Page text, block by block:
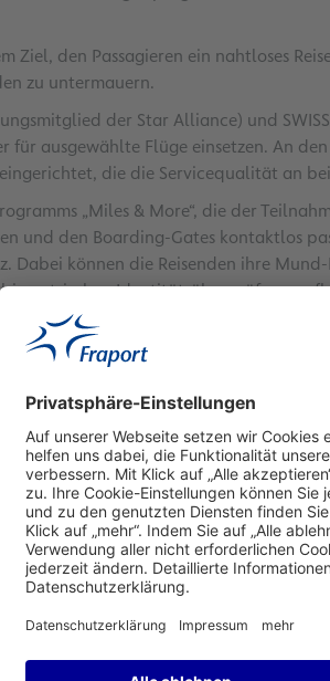
den Passagieren ein nahtloses
zu untermauern.
der Star Alliance) und
ausgewählte Flüge einsetzen. An
die die Servicequalität an
„Miles & More“, die der
und den Boarding-Gates kontaktlos
Dabei können die Reisenden ihre
Identitätsüberprüfung
beeinträchtigt.
zur Identifizierung basiert auf der
steht Miles & More-Teilnehmern, die
zugestimmt haben, kostenlos zur
Star Alliance Biometrics anmelden.
App folgen und einige einfache
von sich zu machen, ihre Identität
auszuwählen, bei denen sie den
und können ihre biometrischen Daten